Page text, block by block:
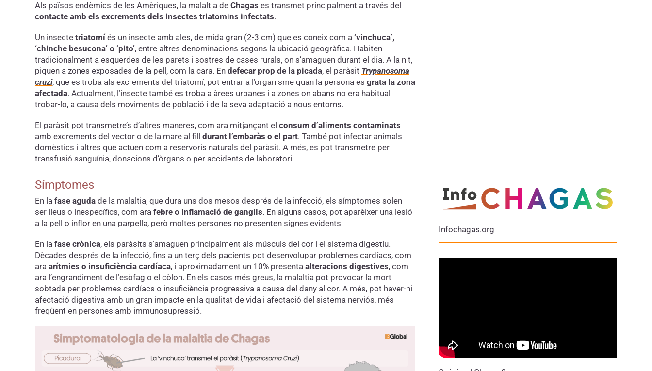
Als països endèmics de les Amèriques, la malaltia de Chagas es transmet principalment a través del
contacte amb els excrements dels insectes triatomins infectats.
Un insecte triatomíés un insecte amb ales, de mida gran (2-3 cm) que es coneix com a ‘vinchuca’,
‘chinche besucona’ o ‘pito’, entre altres denominacions segons la ubicació geogràfica. Habiten
tradicionalment a esquerdes de les parets i sostres de cases rurals, on s’amaguen durant el dia. A la nit,
piquen a zones exposades de la pell, com la cara. En defecar prop de la picada, el paràsit Trypanosoma
cruzi, que es troba als excrements del triatomí, pot entrar a l’organisme quan la persona es grata la zona
afectada. Actualment, l’insecte també es troba a àrees urbanes i a zones on abans no era habitual
trobar-lo, a causa dels moviments de població i de la seva adaptació a nous entorns.
El paràsit pot transmetre’s d’altres maneres, com ara mitjançant el consum d’aliments contaminats
amb excrements del vector o de la mare al fill durant l’embaràs o el part. També pot infectar animals
domèstics i altres que actuen com a reservoris naturals del paràsit. A més, es pot transmetre per
transfusió sanguínia, donacions d’òrgans o per accidents de laboratori.
Símptomes
En la fase agudade la malaltia, que dura uns dos mesos després de la infecció, els símptomes solen
ser lleus o inespecífics, com ara febre o inflamació de ganglis. En alguns casos, pot aparèixer una lesió
a la pell o inflor en una parpella, però moltes persones no presenten signes evidents.
En la fase crònica, els paràsits s’amaguen principalment als músculs del cor i el sistema digestiu.
Dècades després de la infecció, fins a un terç dels pacients pot desenvolupar problemes cardíacs, com
ara arítmies o insuficiència cardíaca, i aproximadament un 10% presenta alteracions digestives, com
ara l’engrandiment de l’esòfag o el còlon. En els casos més greus, la malaltia pot provocar la mort
sobtada per problemes cardíacs o insuficiència progressiva a causa del dany al cor. A més, pot haver-hi
afectació digestiva amb un gran impacte en la qualitat de vida i afectació del sistema nerviós, més
freqüent en persones amb immunosupressió.
Infochagas.org